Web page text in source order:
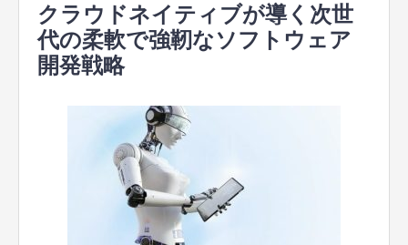
クラウドネイティブが導く次世
代の柔軟で強靭なソフトウェア
開発戦略